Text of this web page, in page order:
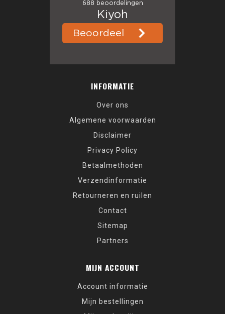
INFORMATIE
Over ons
Algemene voorwaarden
Disclaimer
Privacy Policy
Betaalmethoden
Verzendinformatie
Retourneren en ruilen
Contact
Sitemap
Partners
MIJN ACCOUNT
Account informatie
Mijn bestellingen